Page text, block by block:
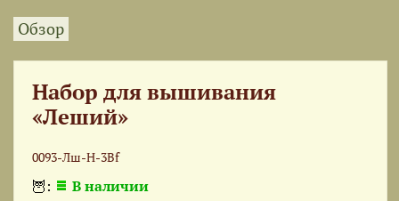
Обзор
Набор для вышивания
«Леший»
0093-Лш-Н-3Bf
🦉: В наличии